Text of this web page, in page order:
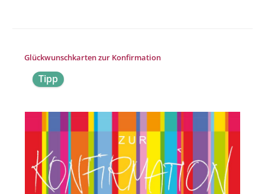
Produktgalerie überspringen
Glückwunschkarten zur Konfirmation
Tipp